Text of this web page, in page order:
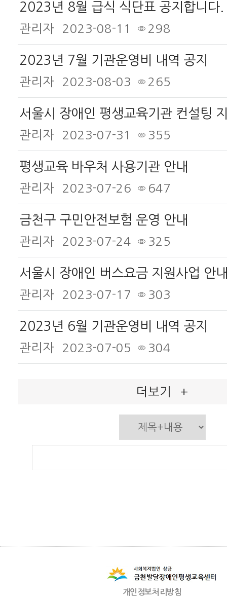
2023년 8월 급식 식단표 공지합니다.
관리자 2023-08-11 298
2023년 7월 기관운영비 내역 공지
관리자 2023-08-03 265
서울시 장애인 평생교육기관 컨설팅
관리자 2023-07-31 355
평생교육 바우처 사용기관 안내
관리자 2023-07-26 647
금천구 구민안전보험 운영 안내
관리자 2023-07-24 325
서울시 장애인 버스요금 지원사업 안
관리자 2023-07-17 303
2023년 6월 기관운영비 내역 공지
관리자 2023-07-05 304
더보기 +
개인정보처리방침